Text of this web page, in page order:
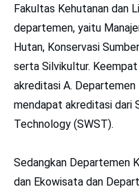
Fakultas Kehutanan dan
departemen, yaitu
Hutan, Konservasi
serta Silvikultur.
akreditasi A.
mendapat akreditasi dari
Technology (SWST).
Sedangkan Departemen
dan Ekowisata dan